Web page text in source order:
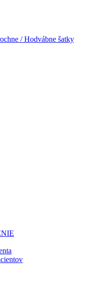
/ Hodvábne šatky